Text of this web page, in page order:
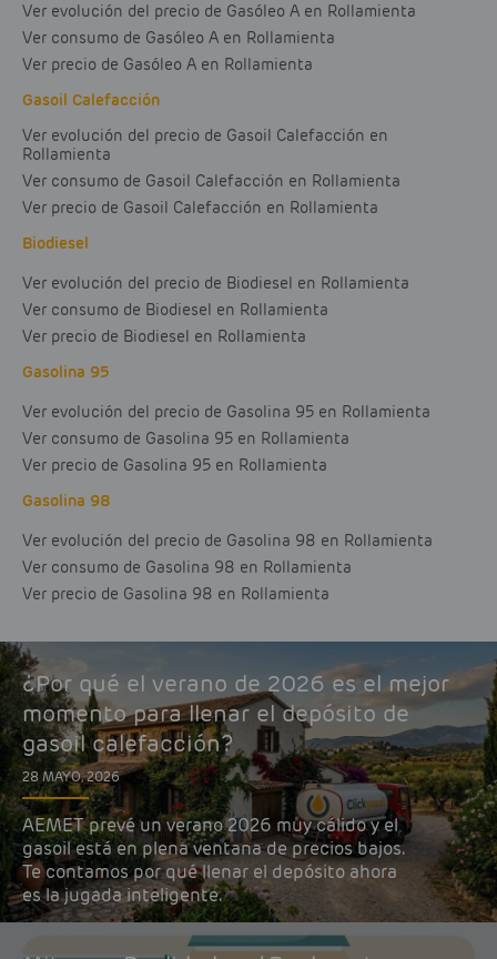
Ver evolución del precio de Gasóleo A en Rollamienta
Ver consumo de Gasóleo A en Rollamienta
Ver precio de Gasóleo A en Rollamienta
Gasoil Calefacción
Ver evolución del precio de Gasoil Calefacción en
Rollamienta
Ver consumo de Gasoil Calefacción en Rollamienta
Ver precio de Gasoil Calefacción en Rollamienta
Biodiesel
Ver evolución del precio de Biodiesel en Rollamienta
Ver consumo de Biodiesel en Rollamienta
Ver precio de Biodiesel en Rollamienta
Gasolina 95
Ver evolución del precio de Gasolina 95 en Rollamienta
Ver consumo de Gasolina 95 en Rollamienta
Ver precio de Gasolina 95 en Rollamienta
Gasolina 98
Ver evolución del precio de Gasolina 98 en Rollamienta
Ver consumo de Gasolina 98 en Rollamienta
Ver precio de Gasolina 98 en Rollamienta
¿Por qué el verano de 2026 es el mejor
momento para llenar el depósito de
gasoil calefacción?
28 MAYO, 2026
AEMET prevé un verano 2026 muy cálido y el
gasoil está en plena ventana de precios bajos.
Te contamos por qué llenar el depósito ahora
es la jugada inteligente.